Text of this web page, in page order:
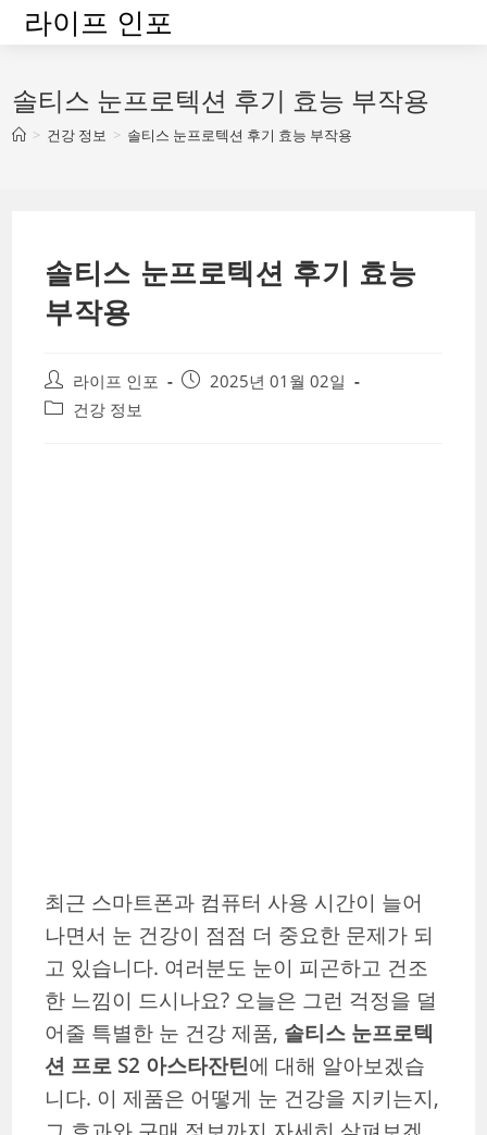
Skip라이프 인포
솔티스 눈프로텍션 후기 효능 부작용
> 건강 정보 > 솔티스 눈프로텍션 후기 효능 부작용
솔티스 눈프로텍션 후기 효능
부작용
Post
author:
라이프 인포
Post2025년 01월 02일
Post건강 정보
최근 스마트폰과 컴퓨터 사용 시간이 늘어
나면서 눈 건강이 점점 더 중요한 문제가 되
고 있습니다. 여러분도 눈이 피곤하고 건조
한 느낌이 드시나요? 오늘은 그런 걱정을 덜
어줄 특별한 눈 건강 제품, 솔티스 눈프로텍
션 프로 S2 아스타잔틴에 대해 알아보겠습
니다. 이 제품은 어떻게 눈 건강을 지키는지,